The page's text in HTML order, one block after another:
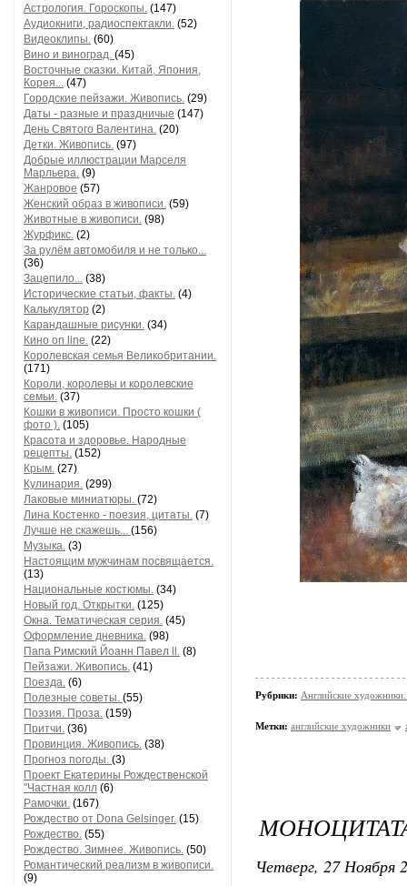
Астрология. Гороскопы. (147)
Аудиокниги, радиоспектакли. (52)
Видеоклипы. (60)
Вино и виноград. (45)
Восточные сказки. Китай, Япония,
Корея... (47)
Городские пейзажи. Живопись. (29)
Даты - разные и праздничые (147)
День Святого Валентина. (20)
Детки. Живопись. (97)
Добрые иллюстрации Марселя
Марльера. (9)
Жанровое (57)
Женский образ в живописи. (59)
Животные в живописи. (98)
Журфикс. (2)
За рулём автомобиля и не только...
(36)
Зацепило... (38)
Исторические статьи, факты. (4)
Калькулятор (2)
Карандашные рисунки. (34)
Кино on line. (22)
Королевская семья Великобритании.
(171)
Короли, королевы и королевские
семьи. (37)
Кошки в живописи. Просто кошки (
фото ). (105)
Красота и здоровье. Народные
рецепты. (152)
Крым. (27)
Кулинария. (299)
Лаковые миниатюры. (72)
Лина Костенко - поезия, цитаты. (7)
Лучше не скажешь... (156)
Музыка. (3)
Настоящим мужчинам посвящается.
(13)
Национальные костюмы. (34)
Новый год. Открытки. (125)
Окна. Тематическая серия. (45)
Оформление дневника. (98)
Папа Римский Йоанн Павел ll. (8)
Пейзажи. Живопись. (41)
Поезда. (6)
Полезные советы. (55)
Поэзия. Проза. (159)
Притчи. (36)
Провинция. Живопись. (38)
Прогноз погоды. (3)
Проект Екатерины Рождественской
"Частная колл (6)
Рамочки. (167)
Рождество от Dona Gelsinger. (15)
Рождество. (55)
Рождество. Зимнее. Живопись. (50)
Романтический реализм в живописи.
(9)
Рубрики: Английские
Метки: английские художники
Четверг, 27 Ноября